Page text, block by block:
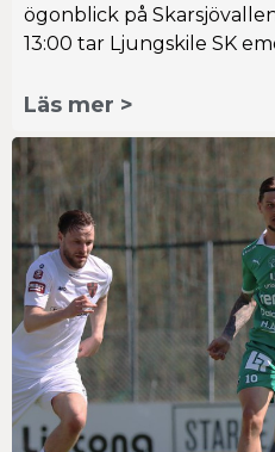
ögonblick på
13:00 tar Ljungskile SK
Läs mer >